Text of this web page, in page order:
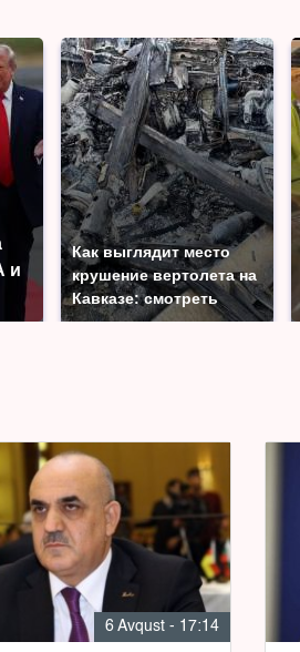
и
Как выглядит место
крушение вертолета на
Кавказе: смотреть
6 Avqust - 17:14